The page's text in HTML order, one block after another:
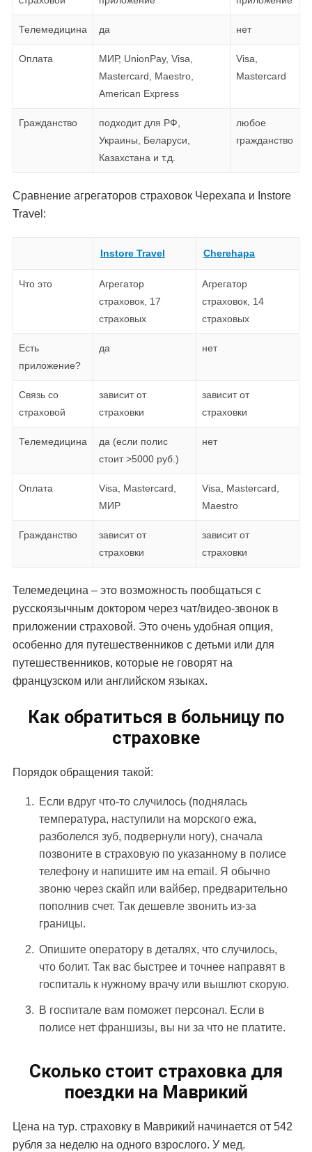
Телемедицина да нет
Оплата
МИР, UnionPay, Visa,
Mastercard, Maestro,
American Express
Visa,
Mastercard
Гражданство
подходит для РФ,
Украины, Беларуси,
Казахстана и т.д.
любое
гражданство
Сравнение агрегаторов страховок Черехапа и Instore
Travel:
Instore Travel Cherehapa
Что это
Агрегатор
страховок, 17
страховых
Агрегатор
страховок, 14
страховых
Есть
приложение?
да нет
Связь со
страховой
зависит от
страховки
зависит от
страховки
Телемедицина
да (если полис
стоит >5000 руб.)
нет
Оплата
Visa, Mastercard,
МИР
Visa, Mastercard,
Maestro
Гражданство
зависит от
страховки
зависит от
страховки
Телемедецина – это возможность пообщаться с
русскоязычным доктором через чат/видео-звонок в
приложении страховой. Это очень удобная опция,
особенно для путешественников с детьми или для
путешественников, которые не говорят на
французском или английском языках.
Как обратиться в больницу по
страховке
Порядок обращения такой:
Если вдруг что-то случилось (поднялась
температура, наступили на морского ежа,
разболелся зуб, подвернули ногу), сначала
позвоните в страховую по указанному в полисе
телефону и напишите им на email. Я обычно
звоню через скайп или вайбер, предварительно
пополнив счет. Так дешевле звонить из-за
границы.
Опишите оператору в деталях, что случилось,
что болит. Так вас быстрее и точнее направят в
госпиталь к нужному врачу или вышлют скорую.
В госпитале вам поможет персонал. Если в
полисе нет франшизы, вы ни за что не платите.
Сколько стоит страховка для
поездки на Маврикий
Цена на тур. страховку в Маврикий начинается от 542
рубля за неделю на одного взрослого. У мед.